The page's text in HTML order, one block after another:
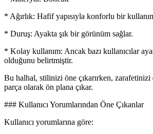
* Ağırlık: Hafif yapısıyla konforlu bir
* Duruş: Ayakta şık bir görünüm sağlar.
* Kolay kullanım: Ancak bazı kullanıcılar
olduğunu belirtmiştir.
Bu halhal, stilinizi öne çıkarırken,
parça olarak ön plana çıkar.
### Kullanıcı Yorumlarından Öne Çıkanlar
Kullanıcı yorumlarına göre: